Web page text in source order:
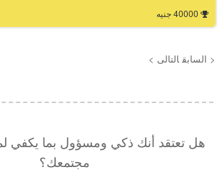
40000 جنيه
< السابق التالى >
هل تعتقد أنك ذكي ومسؤول بما يكفي
مجتمعك؟